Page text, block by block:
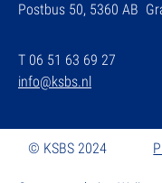
Postbus 50, 5360 AB
T 06 51 63 69 27
info@ksbs.nl
© KSBS 2024